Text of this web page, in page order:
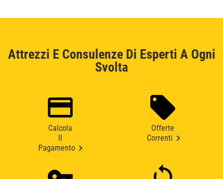
Attrezzi E Consulenze Di Esperti A Ogni
Svolta
Calcola
Pagamento
Offerte
Correnti